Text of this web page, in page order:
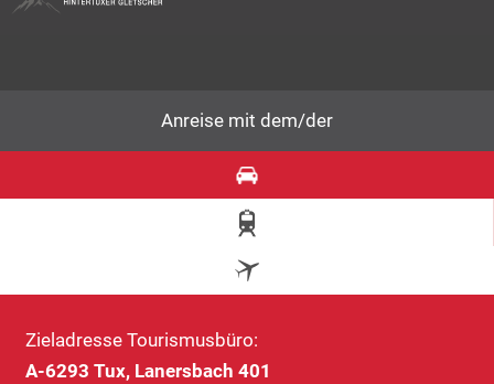
Anreise mit dem/der
Zieladresse Tourismusbüro:
A-6293 Tux, Lanersbach 401